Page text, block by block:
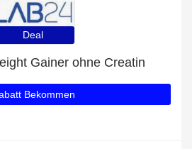
Deal
Gainer ohne Creatin
Bekommen